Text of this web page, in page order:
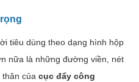
tiêu dùng theo dạng hình hộp
nữa là những đường viền, nét
của cục đẩy công